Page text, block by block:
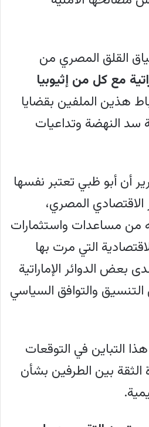
القلق المصري من
مع كل من إثيوبيا
هذين الملفين بقضايا
سد النهضة وتداعيات
أن أبو ظبي تعتبر نفسها
الاقتصادي المصري،
من مساعدات واستثمارات
التي مرت بها
بعض الدوائر الإماراتية
والتوافق السياسي
التباين في التوقعات
بين الطرفين بشأن